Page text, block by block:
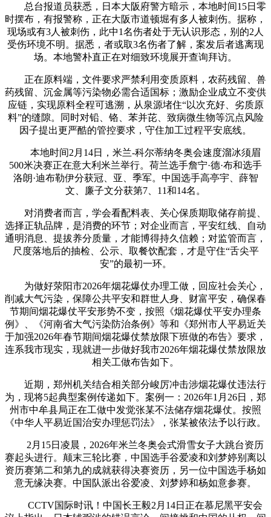
总台报道员获悉，日本大阪府警方暗示，本地时间15日零
时摆布，有报警称，正在大阪市道顿堀有多人被刺伤。据称，
现场或有3人被刺伤，此中1名伤者处于无认识形态，别的2人
受伤环境不明。据悉，者或取3名伤者了解，案发后者逃离现
场。本地警朴直正在对细致环境展开查询拜访。
正在原料端，文件要求严禁利用变质原料，农药残留、兽
药残留、沉金属等污染物必需合适国标；激励企业成立不变供
应链，实现原料全程可逃溯，从泉源堵住“以次充好、劣质原
料”的缝隙。同时对铅、铬、苯并芘、致病微生物等沉点风险
因子提出更严酷的管控要求，守住加工过程平安底线。
本地时间2月14日，米兰-科尔蒂纳冬奥会速度溜冰须眉
500米决赛正在意大利米兰举行。荷兰选手詹宁·德·布和选手
洛朗·迪布勒伊分获冠、亚、季军。中国选手高亭宇、薛智
文、廉子文分获第7、11和14名。
对消费者而言，学会看配料表、关心保质期取储存前提、
选择正轨品牌，是消费的环节；对企业而言，平安红线、自动
通明消息、提拔养分质量，才能博得持久信赖；对监管而言，
尺度落地后的抽检、公示、取餐饮配套，才是守住“舌尖平
安”的最初一环。
为做好荥阳市2026年烟花爆仗办理工做，回应社会关心，
削减大气污染，保障公共平安和群世人身、财富平安，确保春
节期间烟花爆仗平安形势不变，按照《烟花爆仗平安办理条
例》、《河南省大气污染防治条例》等和《郑州市人平易近关
于加强2026年春节期间烟花爆仗禁放限下班做的布告》要求，
连系我市现实，现就进一步做好我市2026年烟花爆仗禁放限放
相关工做布告如下。
近期，郑州机关结合相关部分峻厉冲击涉烟花爆仗违法行
为，现将5起典型案例传递如下。案例一：2026年1月26日，郑
州市中牟县局正在工做中发觉张某不法储存烟花爆仗。按照
《中华人平易近国治安办理惩罚法》，张某被依法予以行政。
2月15日凌晨，2026年米兰冬奥会式滑雪女子大跳台资历
赛起头进行。颠末三轮比赛，中国选手谷爱凌和刘梦婷别离以
资历赛第二和第九的成就获得决赛资历，另一位中国选手杨如
意无缘决赛。中国队派出谷爱凌、刘梦婷和杨如意参赛。
CCTV国际时讯！中国长王毅2月14日正在慕尼黑平安会